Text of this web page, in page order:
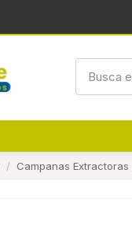
Campanas Extractoras